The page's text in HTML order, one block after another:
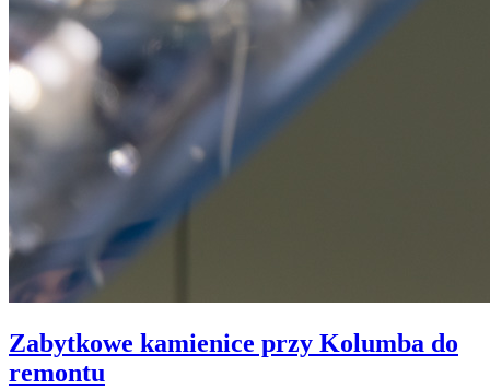
Zabytkowe kamienice przy Kolumba do
remontu